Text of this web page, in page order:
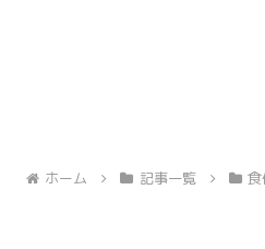
ホーム 記事一覧